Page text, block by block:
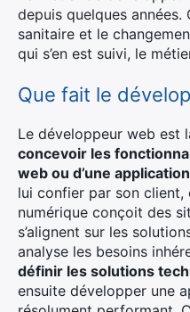
depuis quelques
sanitaire et le
qui s’en est suivi, le
Que fait le
Le développeur web est
concevoir les
web ou d’une application
lui confier par son client,
numérique conçoit des
s’alignent sur les
analyse les besoins
définir les solutions
ensuite développer une